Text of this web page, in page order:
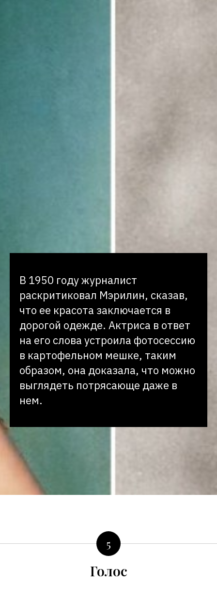
В 1950 году журналист
раскритиковал Мэрилин, сказав,
что ее красота заключается в
дорогой одежде. Актриса в ответ
на его слова устроила фотосессию
в картофельном мешке, таким
образом, она доказала, что можно
выглядеть потрясающе даже в
нем.
5
Голос